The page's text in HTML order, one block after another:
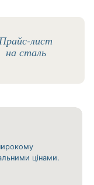
лист
на сталь
цінами.